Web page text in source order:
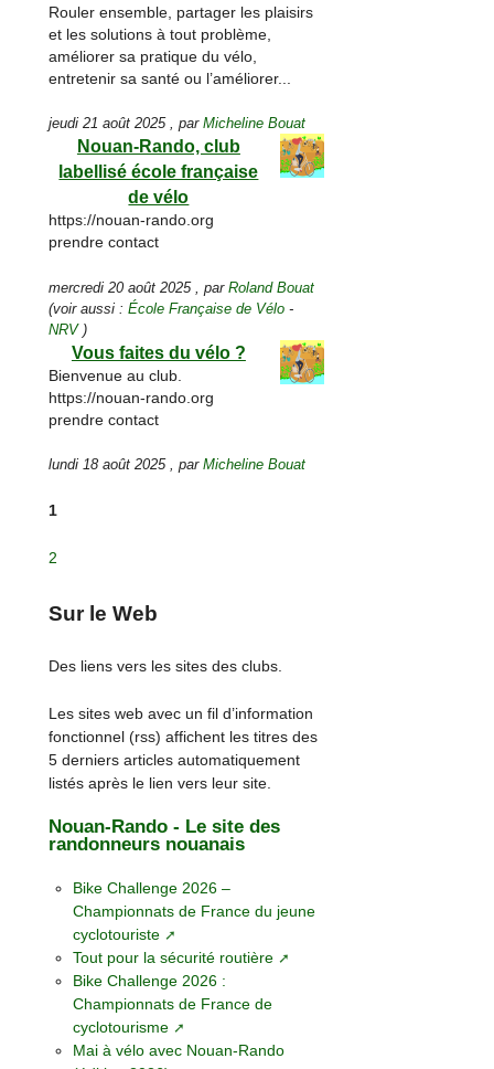
Rouler ensemble, partager les plaisirs
et les solutions à tout problème,
améliorer sa pratique du vélo,
entretenir sa santé ou l’améliorer...
jeudi 21 août 2025 ,parMicheline Bouat
Nouan-Rando, club
labellisé école française
de vélo
https://nouan-rando.org
prendre contact
mercredi 20 août 2025 ,parRoland Bouat
(voir aussi :École Française de Vélo -
NRV)
Vous faites du vélo ?
Bienvenue au club.
https://nouan-rando.org
prendre contact
lundi 18 août 2025 ,parMicheline Bouat
1
2
Sur le Web
Des liens vers les sites des clubs.
Les sites web avec un fil d’information
fonctionnel (rss) affichent les titres des
5 derniers articles automatiquement
listés après le lien vers leur site.
Nouan-Rando - Le site des
randonneurs nouanais
Bike Challenge 2026 –
Championnats de France du jeune
cyclotouriste
Tout pour la sécurité routière
Bike Challenge 2026 :
Championnats de France de
cyclotourisme
Mai à vélo avec Nouan-Rando